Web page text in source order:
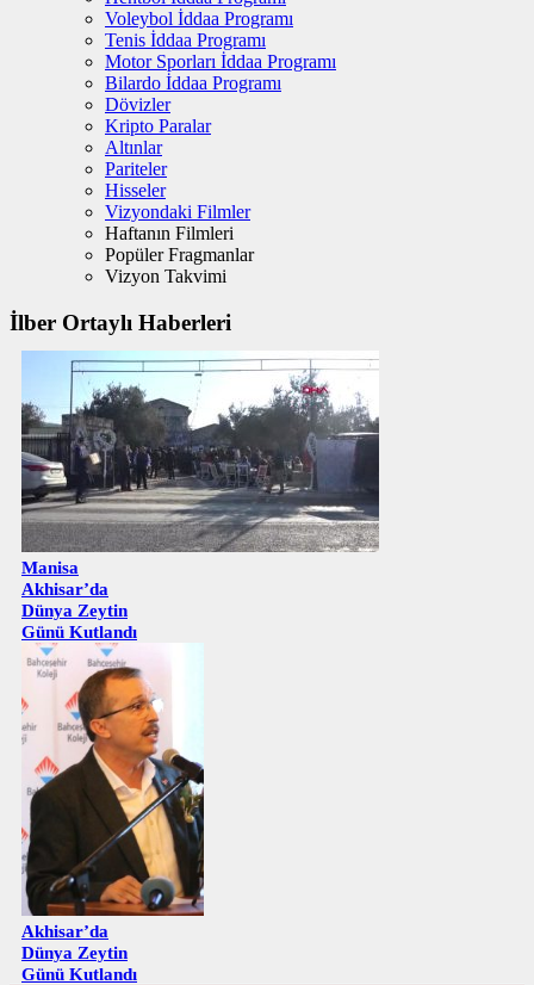
Voleybol İddaa Programı
Tenis İddaa Programı
Motor Sporları İddaa Programı
Bilardo İddaa Programı
Dövizler
Kripto Paralar
Altınlar
Pariteler
Hisseler
Vizyondaki Filmler
Haftanın Filmleri
Popüler Fragmanlar
Vizyon Takvimi
İlber Ortaylı Haberleri
Manisa
Akhisar’da
Dünya Zeytin
Günü Kutlandı
Akhisar’da
Dünya Zeytin
Günü Kutlandı